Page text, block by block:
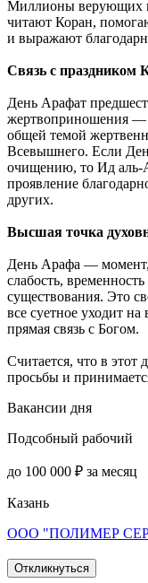
Миллионы верующих
читают Коран,
и выражают
Связь с праздником
День Арафат
жертвоприношения —
общей темой
Всевышнего. Если
очищению, то Ид аль-
проявление
других.
Высшая точка
День Арафа — момент,
слабость,
существования. Это
все суетное уходит
прямая связь с Богом.
Считается, что в этот
просьбы и
Вакансии дня
Подсобный рабочий
до 100 000 ₽ за месяц
Казань
ООО "ПОЛИМЕР
Откликнуться